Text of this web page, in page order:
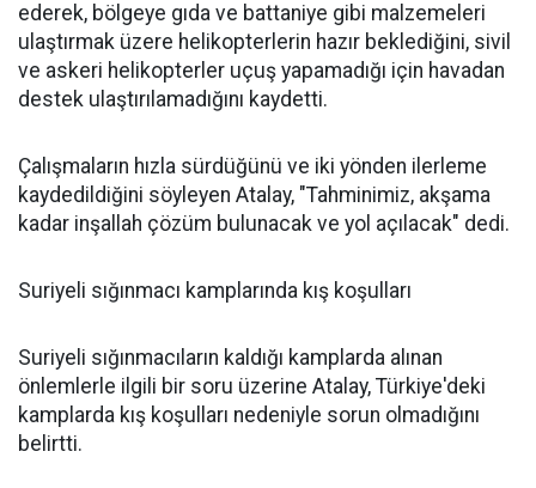
ederek, bölgeye gıda ve battaniye gibi malzemeleri
ulaştırmak üzere helikopterlerin hazır beklediğini, sivil
ve askeri helikopterler uçuş yapamadığı için havadan
destek ulaştırılamadığını kaydetti.
Çalışmaların hızla sürdüğünü ve iki yönden ilerleme
kaydedildiğini söyleyen Atalay, "Tahminimiz, akşama
kadar inşallah çözüm bulunacak ve yol açılacak" dedi.
Suriyeli sığınmacı kamplarında kış koşulları
Suriyeli sığınmacıların kaldığı kamplarda alınan
önlemlerle ilgili bir soru üzerine Atalay, Türkiye'deki
kamplarda kış koşulları nedeniyle sorun olmadığını
belirtti.